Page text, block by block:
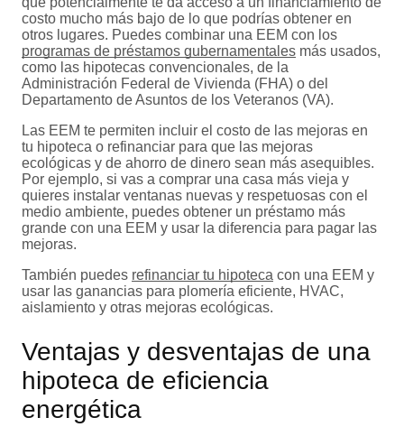
costo mucho más bajo de lo que podrías obtener en
otros lugares. Puedes combinar una EEM con los
programas de préstamos gubernamentales más usados,
como las hipotecas convencionales, de la
Administración Federal de Vivienda (FHA) o del
Departamento de Asuntos de los Veteranos (VA).
Las EEM te permiten incluir el costo de las mejoras en
tu hipoteca o refinanciar para que las mejoras
ecológicas y de ahorro de dinero sean más asequibles.
Por ejemplo, si vas a comprar una casa más vieja y
quieres instalar ventanas nuevas y respetuosas con el
medio ambiente, puedes obtener un préstamo más
grande con una EEM y usar la diferencia para pagar las
mejoras.
También puedes refinanciar tu hipoteca con una EEM y
usar las ganancias para plomería eficiente, HVAC,
aislamiento y otras mejoras ecológicas.
Ventajas y desventajas de una
hipoteca de eficiencia
energética